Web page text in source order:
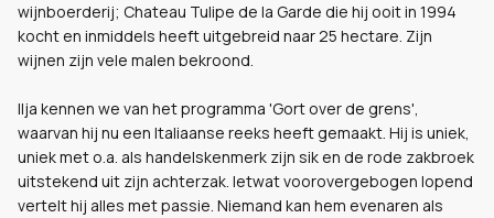
wijnboerderij; Chateau Tulipe de la Garde die hij ooit in 1994
kocht en inmiddels heeft uitgebreid naar 25 hectare. Zijn
wijnen zijn vele malen bekroond.
Ilja kennen we van het programma 'Gort over de grens',
waarvan hij nu een Italiaanse reeks heeft gemaakt. Hij is uniek,
uniek met o.a. als handelskenmerk zijn sik en de rode zakbroek
uitstekend uit zijn achterzak. Ietwat voorovergebogen lopend
vertelt hij alles met passie. Niemand kan hem evenaren als